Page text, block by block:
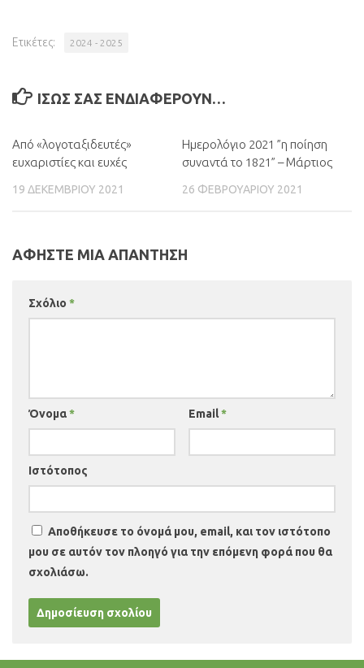
Ετικέτες: 2024 - 2025
ΊΣΩΣ ΣΑΣ ΕΝΔΙΑΦΈΡΟΥΝ…
Από «λογοταξιδευτές»
ευχαριστίες και ευχές
19 ΔΕΚΕΜΒΡΊΟΥ 2021
Ημερολόγιο 2021 ”η ποίηση
συναντά το 1821” – Μάρτιος
26 ΦΕΒΡΟΥΑΡΊΟΥ 2021
ΑΦΉΣΤΕ ΜΙΑ ΑΠΆΝΤΗΣΗ
Σχόλιο *
Όνομα* Email*
Ιστότοπος
Αποθήκευσε το όνομά μου, email, και τον ιστότοπο
μου σε αυτόν τον πλοηγό για την επόμενη φορά που θα
σχολιάσω.